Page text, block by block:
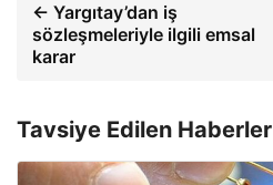
← Yargıtay’dan iş
sözleşmeleriyle ilgili emsal
karar
Tavsiye Edilen Haberler